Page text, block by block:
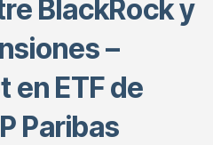
x50
BlackRock y
–
en ETF de
Paribas